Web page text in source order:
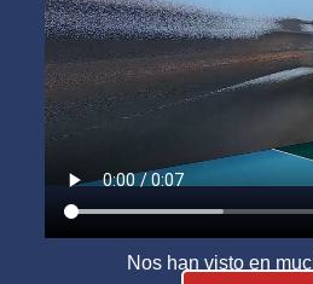
Nos han visto en